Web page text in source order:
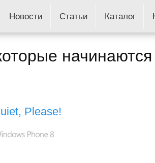
Новости Статьи Каталог
начинаются
Please!